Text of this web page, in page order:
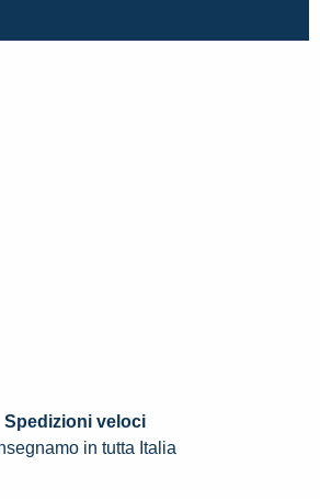
Spedizioni veloci
in tutta Italia